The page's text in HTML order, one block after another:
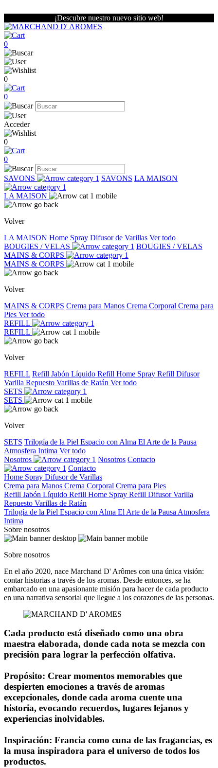
¡Descubre nuestro nuevo sitio web!
0
0
0
Acceder
0
0
SAVONS SAVONS LA MAISON
LA MAISON
Volver
LA MAISON Home Spray Difusor de Varillas Ver todo
BOUGIES / VELAS
BOUGIES / VELAS
MAINS & CORPS
MAINS & CORPS
Volver
MAINS & CORPS Crema para Manos Crema Corporal Crema para
Pies Ver todo
REFILL
REFILL
Volver
REFILL Refill Jabón Líquido Refill Home Spray Refill Difusor
Varilla Repuesto Varillas de Ratán Ver todo
SETS
SETS
Volver
SETS Trilogía de la Piel Espacio con Alma El Arte de la Pausa
Atmosfera Intima Ver todo
Nosotros
Nosotros Contacto
Contacto
Home Spray Difusor de Varillas
Crema para Manos Crema Corporal Crema para Pies
Refill Jabón Líquido Refill Home Spray Refill Difusor Varilla
Repuesto Varillas de Ratán
Trilogía de la Piel Espacio con Alma El Arte de la Pausa Atmosfera
Intima
Sobre nosotros
Sobre nosotros
En el año 2020, nace Marchand D' Arômes con una única visión:
contar historias a través de los aromas. Desde entonces, se ha
embarcado en una apasionante misión para hacer de cada producto
en una narrativa sensorial que llegue a los corazones de las personas.
Cada producto está diseñado como una obra
maestra elaborada, donde cada nota se mezcla con
precisión para lograr la perfección olfativa.
Propósito: Crear momentos memorables que
despierten emociones a través de aromas
excepcionales, donde cada aroma cuente una
historia, evocando recuerdos, lugares lejanos y
experiencias inolvidables.
Inspiración: Francia como cuna de las fragancias, es
la musa inspiradora para el universo de todos los
productos.